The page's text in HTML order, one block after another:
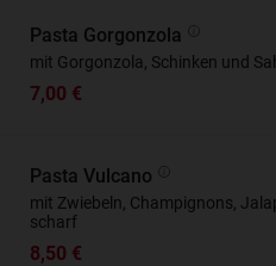
Pasta Gorgonzola
mit Gorgonzola, Schinken und
7,00 €
Pasta Vulcano
mit Zwiebeln, Champignons,
scharf
8,50 €